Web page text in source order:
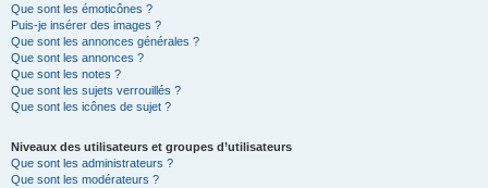
Que sont les émoticônes ?
Puis-je insérer des images ?
Que sont les annonces générales ?
Que sont les annonces ?
Que sont les notes ?
Que sont les sujets verrouillés ?
Que sont les icônes de sujet ?
Niveaux des utilisateurs et groupes d’utilisateurs
Que sont les administrateurs ?
Que sont les modérateurs ?